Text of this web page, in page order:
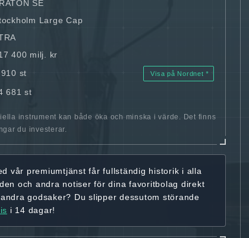
SE
Large Cap
400 milj. kr
st Visa på Nordnet
681 st
instrument kan både öka och minska i värde. Det finns
du investerar.
vår premiumtjänst fårfullständig historik i alla
och andra notiser för dina favoritbolag direkt
godsaker? Du slipper dessutom störande
i 14 dagar!